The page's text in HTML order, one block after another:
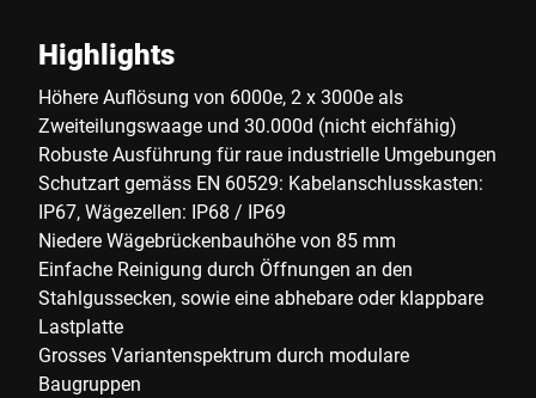
Highlights
Höhere Auflösung von 6000e, 2 x 3000e als
Zweiteilungswaage und 30.000d (nicht eichfähig)
Robuste Ausführung für raue industrielle Umgebungen
Schutzart gemäss EN 60529: Kabelanschlusskasten:
IP67, Wägezellen: IP68 / IP69
Niedere Wägebrückenbauhöhe von 85 mm
Einfache Reinigung durch Öffnungen an den
Stahlgussecken, sowie eine abhebare oder klappbare
Lastplatte
Grosses Variantenspektrum durch modulare
Baugruppen